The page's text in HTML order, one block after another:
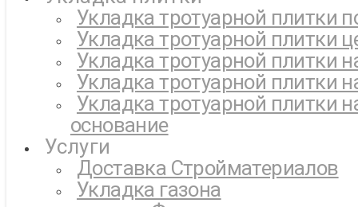
Укладка тротуарной плитки
Укладка тротуарной плитки
Укладка тротуарной плитки
Укладка тротуарной плитки
Укладка тротуарной плитки
основание
Услуги
Доставка Стройматериалов
Укладка газона